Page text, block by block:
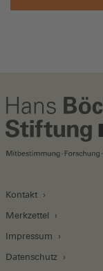
Kontakt
Merkzettel
Impressum
Datenschutz